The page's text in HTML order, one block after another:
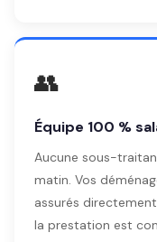
👥
Équipe 100 %
Aucune sous-
matin. Vos
assurés
la prestation est